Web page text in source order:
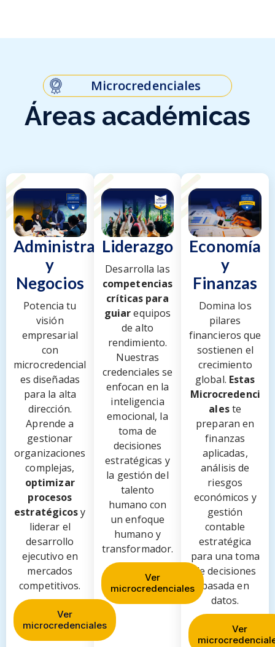
Microcredenciales
Áreas académicas
Administración
y
Negocios
Potencia tu
visión
empresarial
con
microcredencial
es diseñadas
para la alta
dirección.
Aprende a
gestionar
organizaciones
complejas,
optimizar
procesos
estratégicosy
liderar el
desarrollo
ejecutivo en
mercados
competitivos.
Ver
microcredenciales
Liderazgo
Desarrolla las
competencias
críticas para
guiarequipos
de alto
rendimiento.
Nuestras
credenciales se
enfocan en la
inteligencia
emocional, la
toma de
decisiones
estratégicas y
la gestión del
talento
humano con
un enfoque
humano y
transformador.
Ver
microcredenciales
Economía
y
Finanzas
Domina los
pilares
financieros que
sostienen el
crecimiento
global. Estas
Microcredenci
aleste
preparan en
finanzas
aplicadas,
análisis de
riesgos
económicos y
gestión
contable
estratégica
para una toma
de decisiones
basada en
datos.
Ver